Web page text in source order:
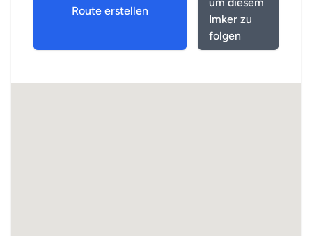
Route erstellen
Imker zu
folgen